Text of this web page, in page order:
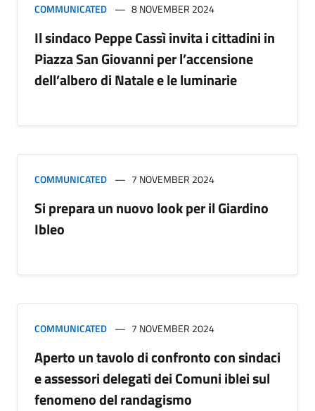
COMMUNICATED 8 NOVEMBER 2024
Il sindaco Peppe Cassì invita i cittadini in
Piazza San Giovanni per l’accensione
dell’albero di Natale e le luminarie
COMMUNICATED 7 NOVEMBER 2024
Si prepara un nuovo look per il Giardino
Ibleo
COMMUNICATED 7 NOVEMBER 2024
Aperto un tavolo di confronto con sindaci
e assessori delegati dei Comuni iblei sul
fenomeno del randagismo